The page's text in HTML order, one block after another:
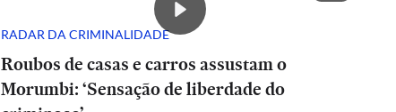
RADAR DA CRIMINALIDADE
Roubos de casas e carros assustam o
Morumbi: ‘Sensação de liberdade do